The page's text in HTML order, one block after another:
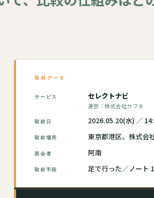
取材データ
サービス セレクトナビ
運営：株式会社サフタ
取材日 2026.05.20(水) ／
取材場所 東京都港区、株式会
面会者 阿南
取材手段 足で行った／ノート